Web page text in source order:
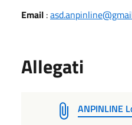
Email :
Allegati
ANPINLINE